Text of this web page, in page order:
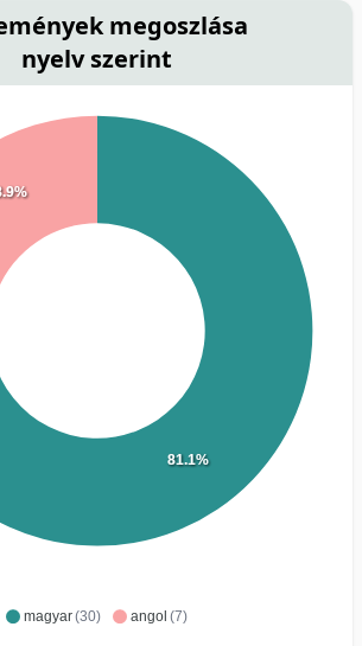
megoszlása
nyelv szerint
magyar(30) angol (7)
81.1%